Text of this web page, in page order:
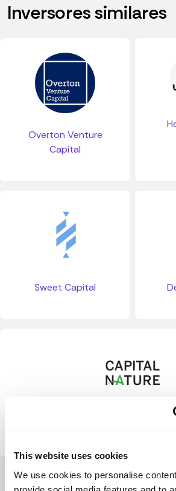
This website uses cookies
We use cookies to personalise
Inversores similares
Overton Venture
Capital
Sweet Capital
Ver más